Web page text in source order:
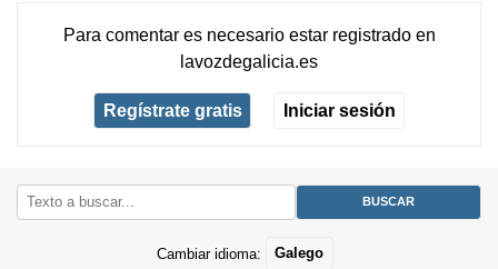
Para comentar es necesario estar registradoen
lavozdegalicia.es
Regístrate gratis Iniciar sesión
Cambiar idioma: Galego